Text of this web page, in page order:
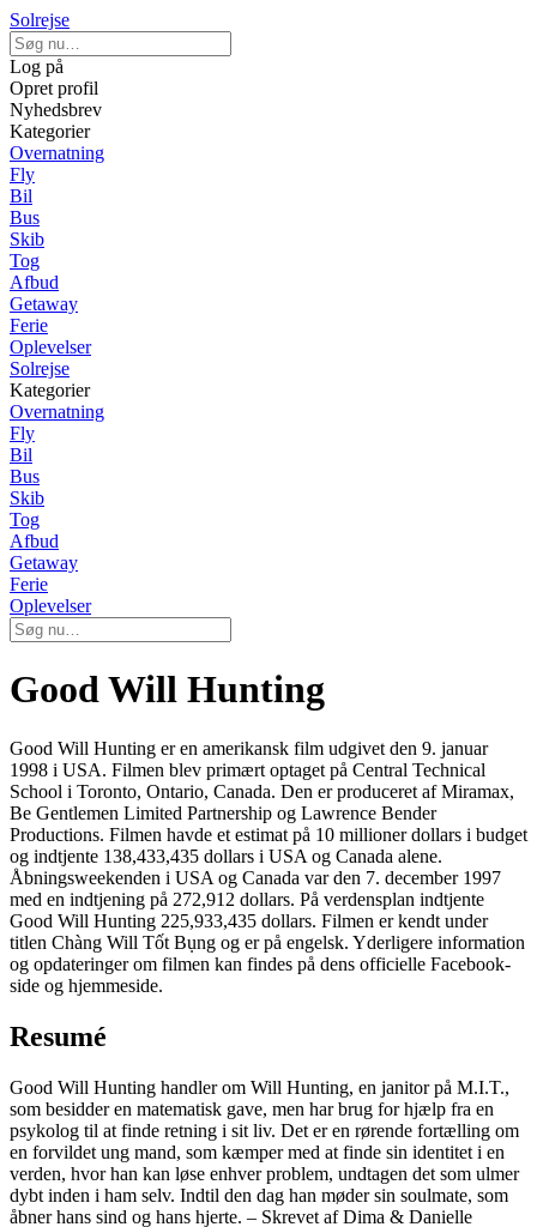
Solrejse
Log på
Opret profil
Nyhedsbrev
Kategorier
Overnatning
Fly
Bil
Bus
Skib
Tog
Afbud
Getaway
Ferie
Oplevelser
Solrejse
Kategorier
Overnatning
Fly
Bil
Bus
Skib
Tog
Afbud
Getaway
Ferie
Oplevelser
Good Will Hunting
Good Will Hunting er en amerikansk film udgivet den 9. januar
1998 i USA. Filmen blev primært optaget på Central Technical
School i Toronto, Ontario, Canada. Den er produceret af Miramax,
Be Gentlemen Limited Partnership og Lawrence Bender
Productions. Filmen havde et estimat på 10 millioner dollars i budget
og indtjente 138,433,435 dollars i USA og Canada alene.
Åbningsweekenden i USA og Canada var den 7. december 1997
med en indtjening på 272,912 dollars. På verdensplan indtjente
Good Will Hunting 225,933,435 dollars. Filmen er kendt under
titlen Chàng Will Tốt Bụng og er på engelsk. Yderligere information
og opdateringer om filmen kan findes på dens officielle Facebook-
side og hjemmeside.
Resumé
Good Will Hunting handler om Will Hunting, en janitor på M.I.T.,
som besidder en matematisk gave, men har brug for hjælp fra en
psykolog til at finde retning i sit liv. Det er en rørende fortælling om
en forvildet ung mand, som kæmper med at finde sin identitet i en
verden, hvor han kan løse enhver problem, undtagen det som ulmer
dybt inden i ham selv. Indtil den dag han møder sin soulmate, som
åbner hans sind og hans hjerte. – Skrevet af Dima & Danielle